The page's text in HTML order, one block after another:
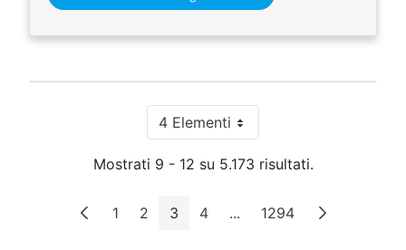
4 ElementiPer pagina
Mostrati 9 - 12 su 5.173 risultati.
Pagina
1 Pagina
2 Pagina
3 Pagina
4 ...Pagine intermedie
Pagina
1294